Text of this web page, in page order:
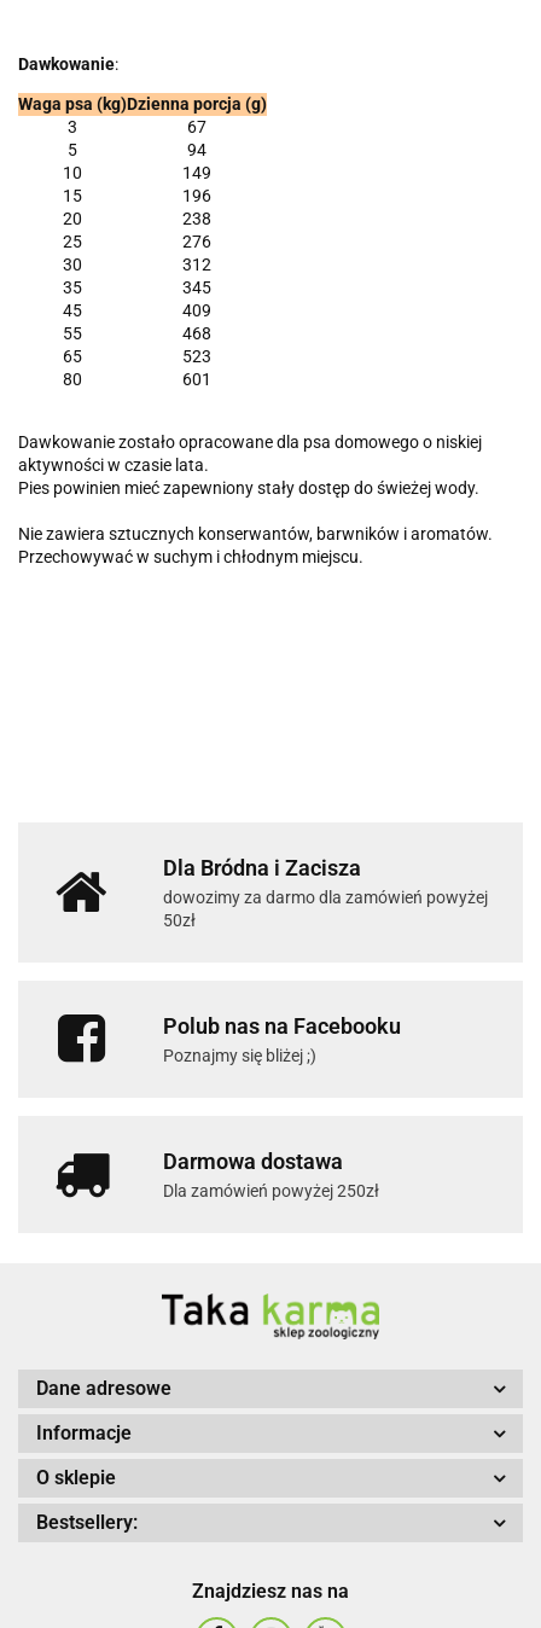
Dawkowanie:
Waga psa (kg)Dzienna porcja (g)
3
67
5
94
10
149
15
196
20
238
25
276
30
312
35
345
45
409
55
468
65
523
80
601
Dawkowanie zostało opracowane dla psa domowego o niskiej
aktywności w czasie lata.
Pies powinien mieć zapewniony stały dostęp do świeżej wody.
Nie zawiera sztucznych konserwantów, barwników i aromatów.
Przechowywać w suchym i chłodnym miejscu.
Dla Bródna i Zacisza
dowozimy za darmo dla zamówień powyżej
50zł
Polub nas na Facebooku
Poznajmy się bliżej ;)
Darmowa dostawa
Dla zamówień powyżej 250zł
Dane adresowe
Informacje
O sklepie
Bestsellery:
Znajdziesz nas na